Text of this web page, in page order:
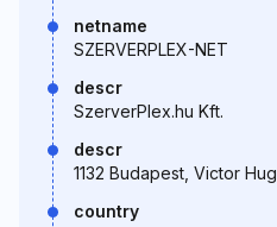
netname
SZERVERPLEX-NET
descr
SzerverPlex.hu Kft.
descr
1132 Budapest, Victor
country